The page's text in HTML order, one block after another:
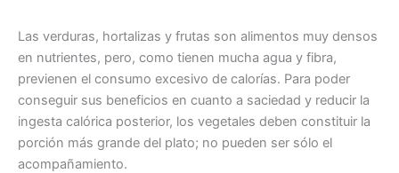
Las verduras, hortalizas y frutas son alimentos muy densos
en nutrientes, pero, como tienen mucha agua y fibra,
previenen el consumo excesivo de calorías. Para poder
conseguir sus beneficios en cuanto a saciedad y reducir la
ingesta calórica posterior, los vegetales deben constituir la
porción más grande del plato; no pueden ser sólo el
acompañamiento.